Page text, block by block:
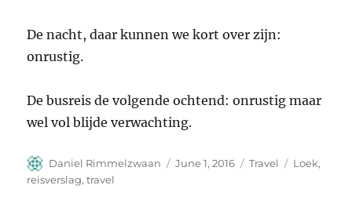
De nacht, daar kunnen we kort over zijn:
onrustig.
De busreis de volgende ochtend: onrustig maar
wel vol blijde verwachting.
Author
Daniel Rimmelzwaan
Posted
June 1, 2016 Categories
Travel Tags
Loek,
reisverslag,travel